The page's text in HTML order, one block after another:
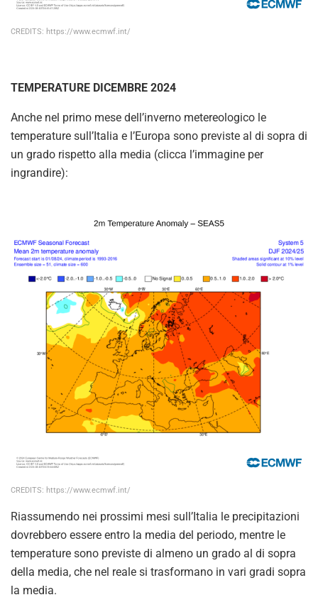
CREDITS: https://www.ecmwf.int/
TEMPERATURE DICEMBRE 2024
Anche nel primo mese dell’inverno metereologico le
temperature sull’Italia e l’Europa sono previste al di sopra di
un grado rispetto alla media (clicca l’immagine per
ingrandire):
CREDITS: https://www.ecmwf.int/
Riassumendo nei prossimi mesi sull’Italia le precipitazioni
dovrebbero essere entro la media del periodo, mentre le
temperature sono previste di almeno un grado al di sopra
della media, che nel reale si trasformano in vari gradi sopra
la media.